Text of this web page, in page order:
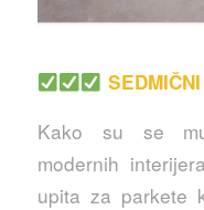
Kako su se
modernih
upita za parkete